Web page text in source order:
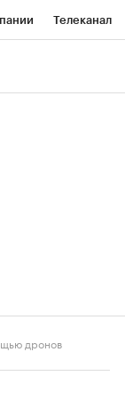
Телеканал
дронов